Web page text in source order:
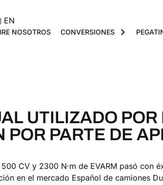
EN
NOSOTROS CONVERSIONES
UTILIZADO
POR PARTE DE
CV y 2300 N·m de EVARM pasó
en el mercado Español de camiones